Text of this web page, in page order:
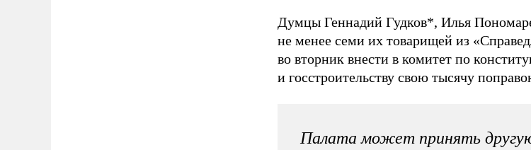
Думцы Геннадий Гудков*, Илья
не менее семи их товарищей из
во вторник внести в комитет по
и госстроительству свою тысячу
Палата может принять